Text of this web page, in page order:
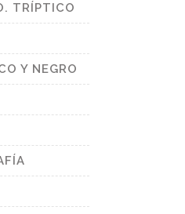
TRÍPTICO
Y NEGRO